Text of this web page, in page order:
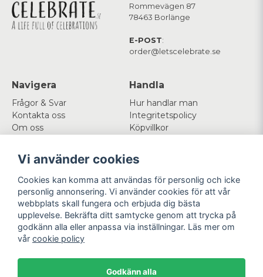
Rommevägen 87
78463 Borlänge
E-POST:
order@letscelebrate.se
Navigera
Frågor & Svar
Kontakta oss
Om oss
Handla
Hur handlar man
Integritetspolicy
Köpvillkor
Mitt konto
Logga in
Registrera dig
Glömt lösenord?
Följ oss
Facebook
Instagram
Betala enkelt Vi levererar med
Vi använder cookies
Cookies kan komma att användas för personlig och icke
personlig annonsering. Vi använder cookies för att vår
webbplats skall fungera och erbjuda dig bästa
upplevelse. Bekräfta ditt samtycke genom att trycka på
godkänn alla eller anpassa via inställningar. Läs mer om
vår cookie policy
Godkänn alla